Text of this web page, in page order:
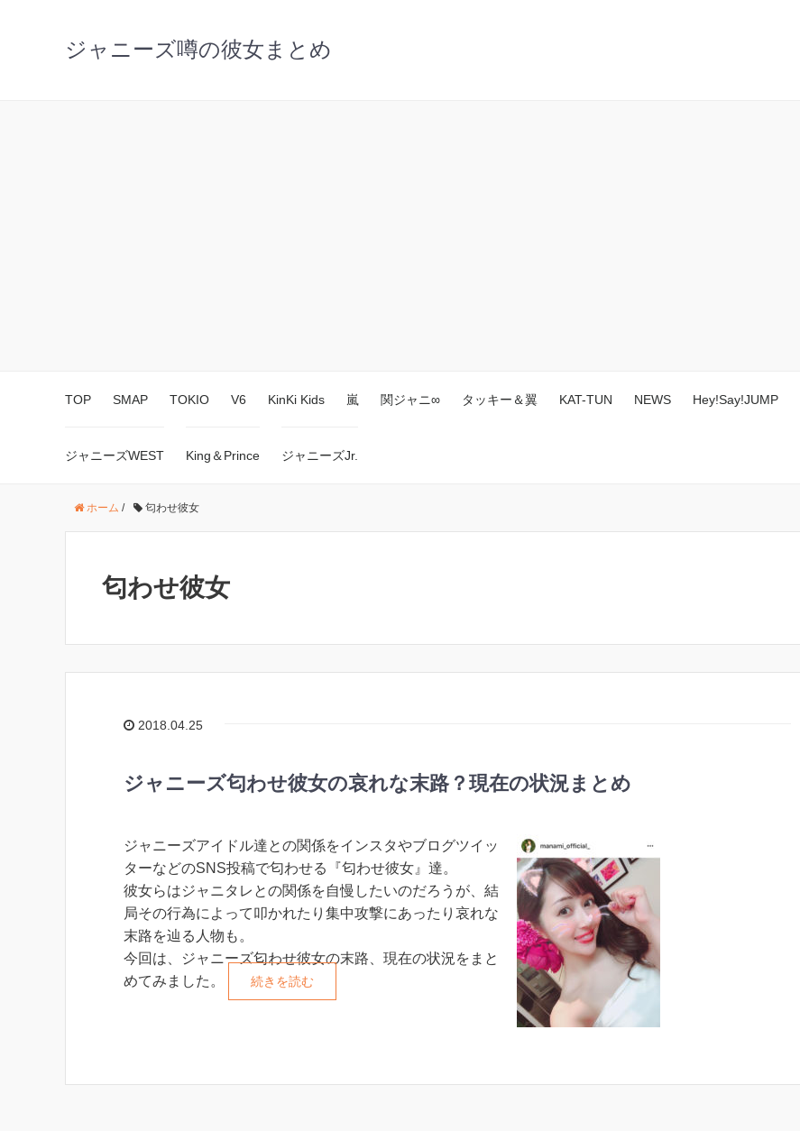
ジャニーズ噂の彼女まとめ
TOP SMAP TOKIO V6 KinKi Kids 嵐 関ジャニ∞ タッキー＆翼 KAT-TUN NEWS Hey!Say!JUMP
ジャニーズWEST King＆Prince ジャニーズJr.
ホーム / 匂わせ彼女
匂わせ彼女
2018.04.25
ジャニーズ匂わせ彼女の哀れな末路？現在の状況まとめ
ジャニーズアイドル達との関係をインスタやブログツイッ
ターなどのSNS投稿で匂わせる『匂わせ彼女』達。
彼女らはジャニタレとの関係を自慢したいのだろうが、結
局その行為によって叩かれたり集中攻撃にあったり哀れな
末路を辿る人物も。
今回は、ジャニーズ匂わせ彼女の末路、現在の状況をまと
めてみました。
続きを読む